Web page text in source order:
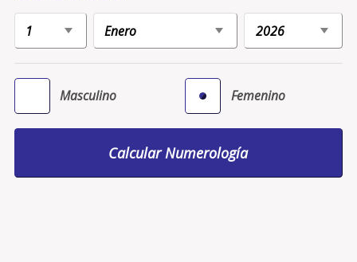
Masculino Femenino